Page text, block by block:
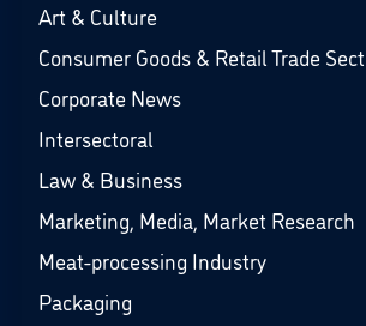
Art & Culture
Consumer Goods & Retail Trade
Corporate News
Intersectoral
Law & Business
Marketing, Media, Market Research
Meat-processing Industry
Packaging